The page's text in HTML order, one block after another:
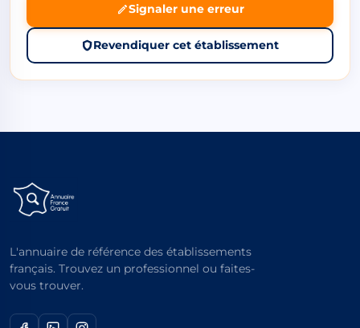
Signaler une erreur
Revendiquer cet établissement
L'annuaire de référence des établissements
français. Trouvez un professionnel ou faites-
vous trouver.